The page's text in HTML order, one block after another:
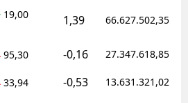
19,00 1,39 66.627.502,35
95,30 -0,16 27.347.618,85
33,94 -0,53 13.631.321,02